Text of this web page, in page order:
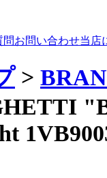
問お問い合わせ当店
>